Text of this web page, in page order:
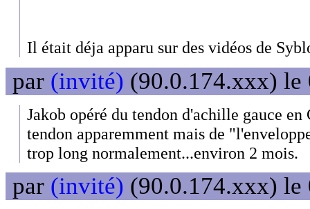
Il était déja apparu sur des vidéos de
par (invité) (90.0.174.xxx) le
Jakob opéré du tendon d'achille gauce
tendon apparemment mais de
trop long normalement...environ 2 mois.
par (invité) (90.0.174.xxx) le